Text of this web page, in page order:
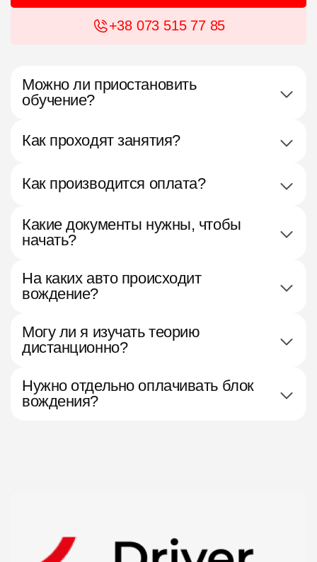
+38 073 515 77 85
Можно ли приостановить
обучение?
Как проходят занятия?
Как производится оплата?
Какие документы нужны, чтобы
начать?
На каких авто происходит
вождение?
Могу ли я изучать теорию
дистанционно?
Нужно отдельно оплачивать блок
вождения?